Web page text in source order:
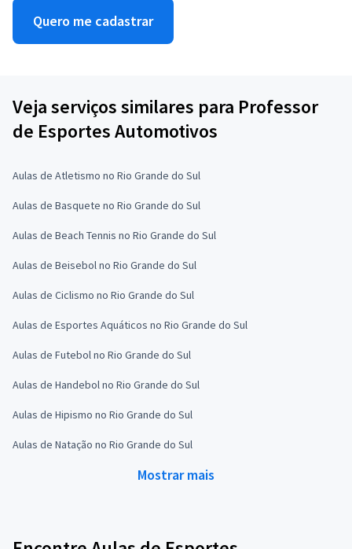
Quero me cadastrar
Veja serviços similares para Professor
de Esportes Automotivos
Aulas de Atletismo no Rio Grande do Sul
Aulas de Basquete no Rio Grande do Sul
Aulas de Beach Tennis no Rio Grande do Sul
Aulas de Beisebol no Rio Grande do Sul
Aulas de Ciclismo no Rio Grande do Sul
Aulas de Esportes Aquáticos no Rio Grande do Sul
Aulas de Futebol no Rio Grande do Sul
Aulas de Handebol no Rio Grande do Sul
Aulas de Hipismo no Rio Grande do Sul
Aulas de Natação no Rio Grande do Sul
Mostrar mais